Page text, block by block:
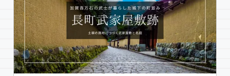
藩
を
支
え
た
超